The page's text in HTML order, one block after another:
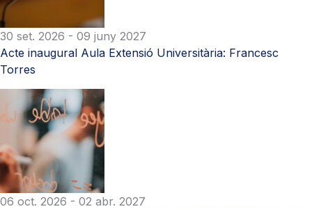
30 set. 2026 - 09 juny 2027
Acte inaugural Aula Extensió Universitària: Francesc
Torres
06 oct. 2026 - 02 abr. 2027